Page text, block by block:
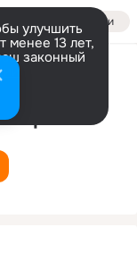
Войти
улучшить
менее 13 лет,
законный